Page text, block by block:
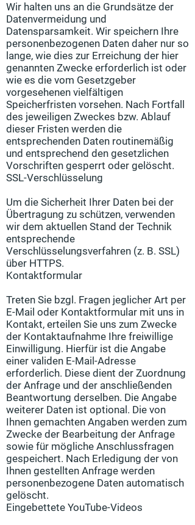
Wir halten uns an die Grundsätze der
Datenvermeidung und
Datensparsamkeit. Wir speichern Ihre
personenbezogenen Daten daher nur so
lange, wie dies zur Erreichung der hier
genannten Zwecke erforderlich ist oder
wie es die vom Gesetzgeber
vorgesehenen vielfältigen
Speicherfristen vorsehen. Nach Fortfall
des jeweiligen Zweckes bzw. Ablauf
dieser Fristen werden die
entsprechenden Daten routinemäßig
und entsprechend den gesetzlichen
Vorschriften gesperrt oder gelöscht.
SSL-Verschlüsselung
Um die Sicherheit Ihrer Daten bei der
Übertragung zu schützen, verwenden
wir dem aktuellen Stand der Technik
entsprechende
Verschlüsselungsverfahren (z. B. SSL)
über HTTPS.
Kontaktformular
Treten Sie bzgl. Fragen jeglicher Art per
E-Mail oder Kontaktformular mit uns in
Kontakt, erteilen Sie uns zum Zwecke
der Kontaktaufnahme Ihre freiwillige
Einwilligung. Hierfür ist die Angabe
einer validen E-Mail-Adresse
erforderlich. Diese dient der Zuordnung
der Anfrage und der anschließenden
Beantwortung derselben. Die Angabe
weiterer Daten ist optional. Die von
Ihnen gemachten Angaben werden zum
Zwecke der Bearbeitung der Anfrage
sowie für mögliche Anschlussfragen
gespeichert. Nach Erledigung der von
Ihnen gestellten Anfrage werden
personenbezogene Daten automatisch
gelöscht.
Eingebettete YouTube-Videos